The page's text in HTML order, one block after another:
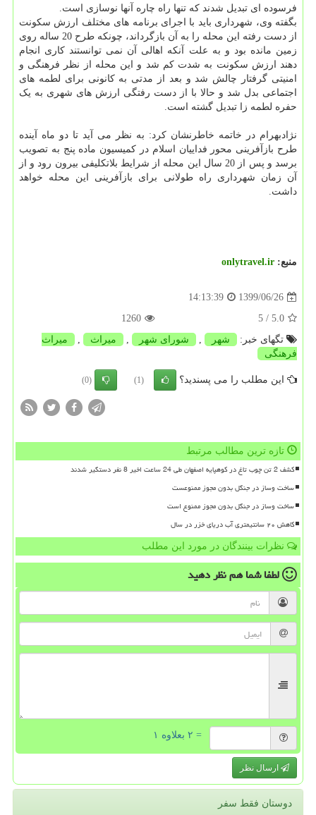
فرسوده ای تبدیل شدند که تنها راه چاره آنها نوسازی است.
بگفته وی، شهرداری باید با اجرای برنامه های مختلف ارزش سکونت
از دست رفته این محله را به آن بازگرداند، چونکه طرح 20 ساله روی
زمین مانده بود و به علت آنکه اهالی آن نمی توانستند کاری انجام
دهند ارزش سکونت به شدت کم شد و این محله از نظر فرهنگی و
امنیتی گرفتار چالش شد و بعد از مدتی به کانونی برای لطمه های
اجتماعی بدل شد و حالا با از دست رفتگی ارزش های شهری به یک
حفره لطمه زا تبدیل گشته است.
نژادبهرام در خاتمه خاطرنشان کرد: به نظر می آید تا دو ماه آینده
طرح بازآفرینی محور فداییان اسلام در کمیسیون ماده پنج به تصویب
برسد و پس از 20 سال این محله از شرایط بلاتکلیفی بیرون رود و از
آن زمان شهرداری راه طولانی برای بازآفرینی این محله خواهد
داشت.
منبع: onlytravel.ir
1399/06/26
14:13:39
5.0
/ 5
1260
تگهای خبر:
شهر , شورای شهر , میراث ,
میراث
فرهنگی
این مطلب را می پسندید؟ (1)
(0)
تازه ترین مطالب مرتبط
کشف 2 تن چوب تاغ در کوهپایه اصفهان طی 24 ساعت اخیر 8 نفر دستگیر شدند
ساخت وساز در جنگل بدون مجوز ممنوعست
ساخت وساز در جنگل بدون مجوز ممنوع است
کاهش ۲۰ سانتیمتری آب دریای خزر در سال
نظرات بینندگان در مورد این مطلب
لطفا شما همنظر دهید
= ۲ بعلاوه ۱
ارسال نظر
دوستان فقط سفر